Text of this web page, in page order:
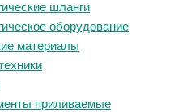
шланги
оборудование
материалы
приливаемые